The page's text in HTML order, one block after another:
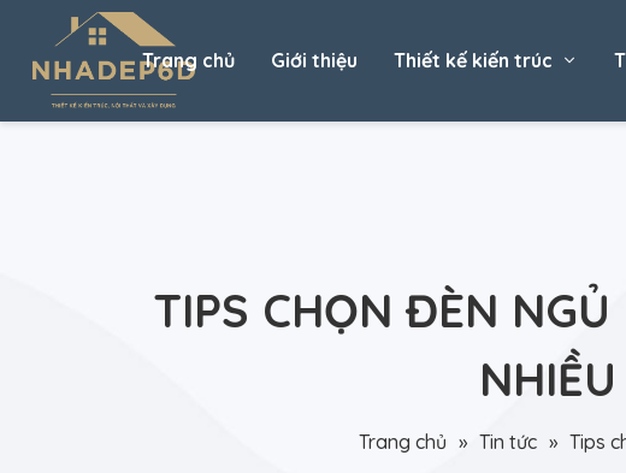
Trang chủ Giới thiệu Thiết kế kiến trúc
TIPS CHỌN ĐÈN
Trang chủ » Tin tức » Tips